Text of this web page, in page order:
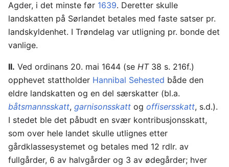
Agder, i det minste før 1639. Deretter skulle
landskatten på Sørlandet betales med faste satser pr.
landskyldenhet. I Trøndelag var utligning pr. bonde det
vanlige.
II. Ved ordinans 20. mai 1644 (se HT38 s. 216f.)
opphevet stattholder Hannibal Sehested både den
eldre landskatten og en del særskatter (bl.a.
båtsmannsskatt, garnisonsskatt og offisersskatt, s.d.).
I stedet ble det påbudt en svær kontribusjonsskatt,
som over hele landet skulle utlignes etter
gårdklassesystemet og betales med 12 rdlr. av
fullgårder, 6 av halvgårder og 3 av ødegårder; hver